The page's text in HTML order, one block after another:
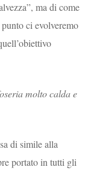
ma di come
ci evolveremo
molto calda e
di simile alla
portato in tutti gli